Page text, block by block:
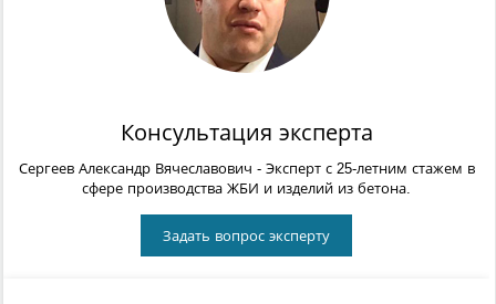
Консультация эксперта
Сергеев Александр Вячеславович - Эксперт с 25-летним стажем в
сфере производства ЖБИ и изделий из бетона.
Задать вопрос эксперту